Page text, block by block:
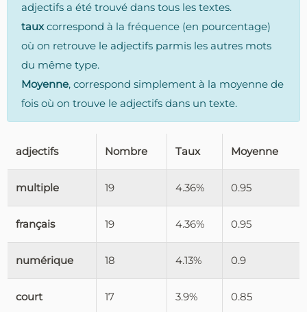
adjectifs a été trouvé dans tous les textes.
tauxcorrespond à la fréquence (en pourcentage)
où on retrouve le adjectifs parmis les autres mots
du même type.
Moyenne, correspond simplement à la moyenne de
fois où on trouve le adjectifs dans un texte.
adjectifs Nombre Taux Moyenne
multiple 19 4.36% 0.95
français 19 4.36% 0.95
numérique 18 4.13% 0.9
court 17 3.9% 0.85